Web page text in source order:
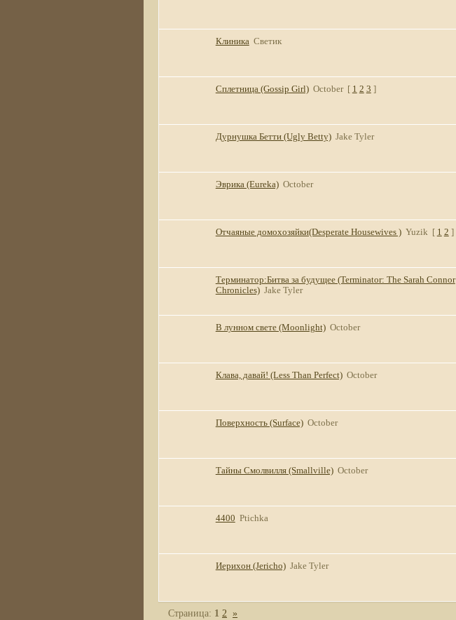
Клиника Светик
Сплетница (Gossip Girl) October [ 1 2 3 ]
Дурнушка Бетти (Ugly Betty) Jake Tyler
Эврика (Eureka) October
Отчаяные домохозяйки(Desperate Housewives ) Yuzik [ 1 2 ]
Терминатор:Битва за будущее (Terminator: The Sarah Connor
Chronicles) Jake Tyler
В лунном свете (Moonlight) October
Клава, давай! (Less Than Perfect) October
Поверхность (Surface) October
Тайны Смолвилля (Smallville) October
4400 Ptichka
Иерихон (Jericho) Jake Tyler
Страница: 1 2 »